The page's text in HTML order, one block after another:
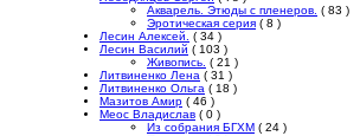
Акварель. Этюды с пленеров. ( 83 )
Эротическая серия ( 8 )
Лесин Алексей. ( 34 )
Лесин Василий ( 103 )
Живопись. ( 21 )
Литвиненко Лена ( 31 )
Литвиненко Ольга ( 18 )
Мазитов Амир ( 46 )
Меос Владислав ( 0 )
Из собрания БГХМ ( 24 )